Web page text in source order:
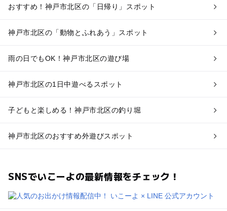
おすすめ！神戸市北区の「日帰り」スポット
神戸市北区の「動物とふれあう」スポット
雨の日でもOK！神戸市北区の遊び場
神戸市北区の1日中遊べるスポット
子どもと楽しめる！神戸市北区の釣り堀
神戸市北区のおすすめ外遊びスポット
SNSでいこーよの最新情報をチェック！